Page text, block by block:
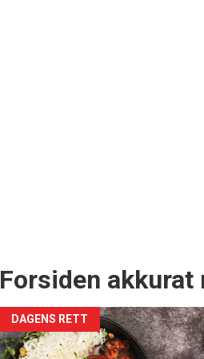
Forsiden akkurat
DAGENS RETT